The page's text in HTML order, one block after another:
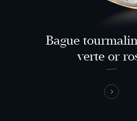
Bague
verte or